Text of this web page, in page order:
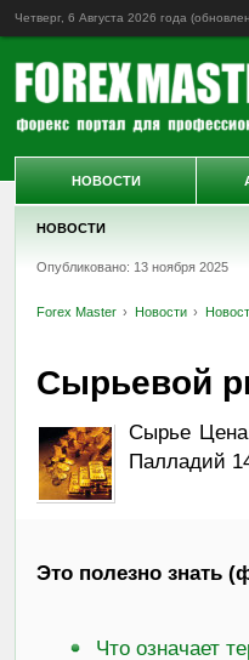
Четверг, 6 Августа 2026 года
НОВОСТИ
Опубликовано: 13 ноября 2025
Forex Master Новости
Сырьевой
Сырье Цена
Палладий
Это полезно знать
Что означает
НОВОСТИ